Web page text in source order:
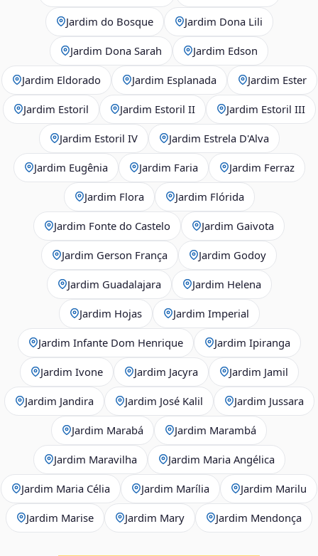
Jardim do Bosque Jardim Dona Lili
Jardim Dona Sarah Jardim Edson
Jardim Eldorado Jardim Esplanada Jardim Ester
Jardim Estoril Jardim Estoril II Jardim Estoril III
Jardim Estoril IV Jardim Estrela D'Alva
Jardim Eugênia Jardim Faria Jardim Ferraz
Jardim Flora Jardim Flórida
Jardim Fonte do Castelo Jardim Gaivota
Jardim Gerson França Jardim Godoy
Jardim Guadalajara Jardim Helena
Jardim Hojas Jardim Imperial
Jardim Infante Dom Henrique Jardim Ipiranga
Jardim Ivone Jardim Jacyra Jardim Jamil
Jardim Jandira Jardim José Kalil Jardim Jussara
Jardim Marabá Jardim Marambá
Jardim Maravilha Jardim Maria Angélica
Jardim Maria Célia Jardim Marília Jardim Marilu
Jardim Marise Jardim Mary Jardim Mendonça